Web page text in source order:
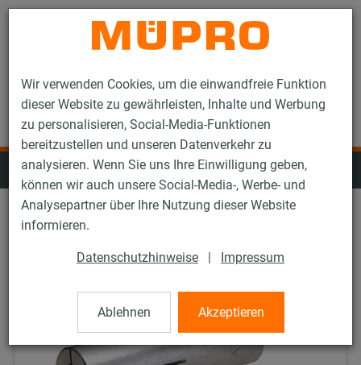
Wir verwenden Cookies, um die einwandfreie Funktion
dieser Website zu gewährleisten, Inhalte und Werbung
zu personalisieren, Social-Media-Funktionen
bereitzustellen und unseren Datenverkehr zu
analysieren. Wenn Sie uns Ihre Einwilligung geben,
können wir auch unsere Social-Media-, Werbe- und
Analysepartner über Ihre Nutzung dieser Website
informieren.
Datenschutzhinweise | Impressum
Ablehnen Akzeptieren
Kontakt
Dübel für die Sprinklerbefestigung